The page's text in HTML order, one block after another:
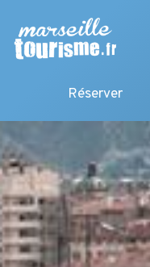
Réserver